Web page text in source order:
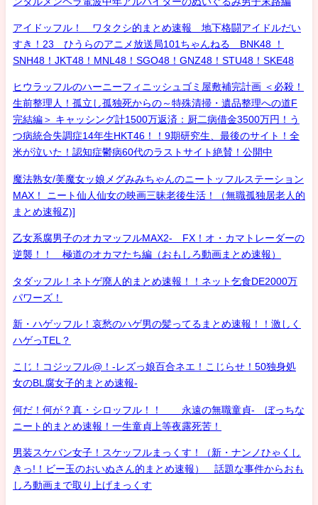
アイドッフル！ ワタクシ的まとめ速報 地下格闘アイドルだい
すき！23 ひうらのアニメ放送局101ちゃんねる BNK48 ！
SNH48！JKT48！MNL48！SGO48！GNZ48！STU48！SKE48
ヒウラッフルのハーニーフィニッシュゴミ屋敷補完計画 ＜必殺！
生前整理人！孤立し孤独死からの～特殊清掃・遺品整理への道F
完結編＞ キャッシング計1500万返済：厨二病借金3500万円！う
つ病統合失調症14年生HKT46！！9期研究生、最後のサイト！全
米が泣いた！認知症鬱病60代のラストサイト絶賛！公開中
魔法熟女/美魔女ッ娘メグみみちゃんのニートッフルステーション
MAX！ ニート仙人仙女の映画三昧老後生活！（無職孤独居老人的
まとめ速報Z)]
乙女系腐男子のオカマッフルMAX2- FX！オ・カマトレーダーの
逆襲！！ 極道のオカマたち編（おもしろ動画まとめ速報）
タダッフル！ネトゲ廃人的まとめ速報！！ネット乞食DE2000万
パワーズ！
新・ハゲッフル！哀愁のハゲ男の髪ってるまとめ速報！！激しく
ハゲっTEL？
こじ！コジッフル@！-レズっ娘百合ネエ！こじらせ！50独身処
女のBL腐女子的まとめ速報-
何だ！何が？真・シロッフル！！ 永遠の無職童貞- ぼっちな
ニート的まとめ速報！一生童貞上等夜露死苦！
男装スケバン女子！スケッフルまっくす！（新・ナンノひゃくし
きっ!！ビー玉のおいぬさん的まとめ速報） 話題な事件からおも
しろ動画まで取り上げまっくす